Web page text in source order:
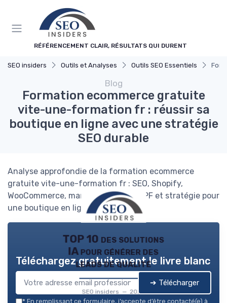
RÉFÉRENCEMENT CLAIR, RÉSULTATS QUI DURENT
SEO insiders Outils et Analyses Outils SEO Essentiels
Blog
Formation ecommerce gratuite
vite-une-formation fr : réussir sa
boutique en ligne avec une stratégie
SEO durable
Analyse approfondie de la formation ecommerce
gratuite vite-une-formation fr : SEO, Shopify,
WooCommerce, marketing digital, CPF et stratégie pour
une boutique en ligne durable.
TOP 10 des solutions
IA pour générer des
leads de qualité
SEO insiders — 2026
Téléchargez gratuitement le livre blanc
➔ Télécharger
* En remplissant ce formulaire, j’accepte d’être contacté(e) à
Panneau de gestion des cookies